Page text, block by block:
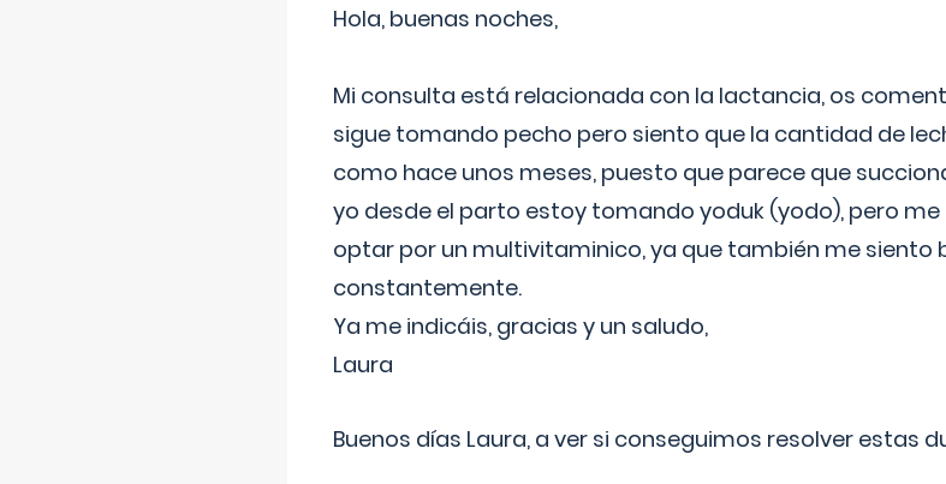
Hola, buenas noches,
Mi consulta está relacionada con la lactancia, os
sigue tomando pecho pero siento que la cantidad de
como hace unos meses, puesto que parece que
yo desde el parto estoy tomando yoduk (yodo), pero
optar por un multivitaminico, ya que también me siento
constantemente.
Ya me indicáis, gracias y un saludo,
Laura
Buenos días Laura, a ver si conseguimos resolver estas